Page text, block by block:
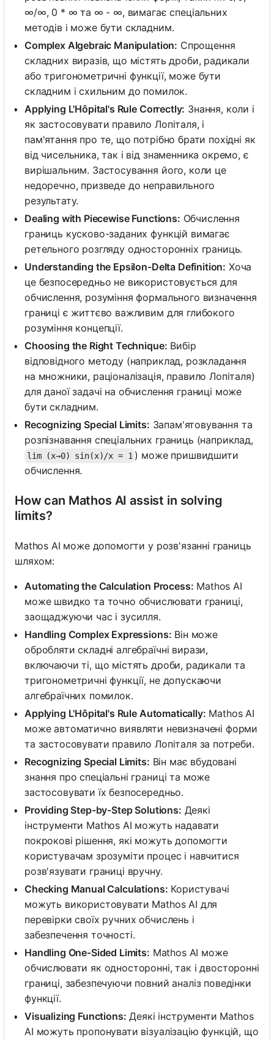
∞/∞, 0 * ∞ та ∞ - ∞, вимагає спеціальних
методів і може бути складним.
Complex Algebraic Manipulation: Спрощення
складних виразів, що містять дроби, радикали
або тригонометричні функції, може бути
складним і схильним до помилок.
Applying L'Hôpital's Rule Correctly: Знання, коли і
як застосовувати правило Лопіталя, і
пам'ятання про те, що потрібно брати похідні як
від чисельника, так і від знаменника окремо, є
вирішальним. Застосування його, коли це
недоречно, призведе до неправильного
результату.
Dealing with Piecewise Functions: Обчислення
границь кусково-заданих функцій вимагає
ретельного розгляду односторонніх границь.
Understanding the Epsilon-Delta Definition: Хоча
це безпосередньо не використовується для
обчислення, розуміння формального визначення
границі є життєво важливим для глибокого
розуміння концепції.
Choosing the Right Technique: Вибір
відповідного методу (наприклад, розкладання
на множники, раціоналізація, правило Лопіталя)
для даної задачі на обчислення границі може
бути складним.
Recognizing Special Limits: Запам'ятовування та
розпізнавання спеціальних границь (наприклад,
lim (x→0) sin(x)/x = 1 ) може пришвидшити
обчислення.
How can Mathos AI assist in solving
limits?
Mathos AI може допомогти у розв'язанні границь
шляхом:
Automating the Calculation Process: Mathos AI
може швидко та точно обчислювати границі,
заощаджуючи час і зусилля.
Handling Complex Expressions: Він може
обробляти складні алгебраїчні вирази,
включаючи ті, що містять дроби, радикали та
тригонометричні функції, не допускаючи
алгебраїчних помилок.
Applying L'Hôpital's Rule Automatically: Mathos AI
може автоматично виявляти невизначені форми
та застосовувати правило Лопіталя за потреби.
Recognizing Special Limits: Він має вбудовані
знання про спеціальні границі та може
застосовувати їх безпосередньо.
Providing Step-by-Step Solutions: Деякі
інструменти Mathos AI можуть надавати
покрокові рішення, які можуть допомогти
користувачам зрозуміти процес і навчитися
розв'язувати границі вручну.
Checking Manual Calculations: Користувачі
можуть використовувати Mathos AI для
перевірки своїх ручних обчислень і
забезпечення точності.
Handling One-Sided Limits: Mathos AI може
обчислювати як односторонні, так і двосторонні
границі, забезпечуючи повний аналіз поведінки
функції.
Visualizing Functions: Деякі інструменти Mathos
AI можуть пропонувати візуалізацію функцій, що